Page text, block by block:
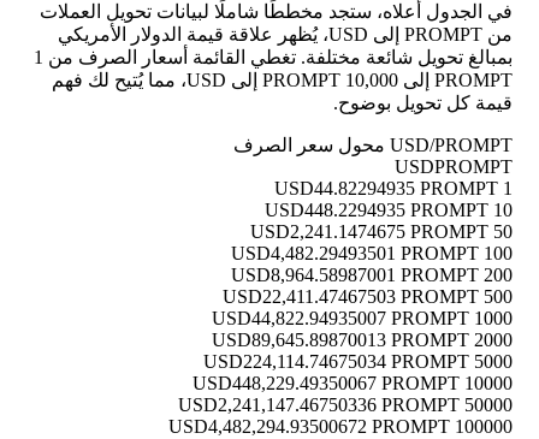
في الجدول أعلاه، ستجد مخططًا شاملًا لبيانات تحويل العملات
من PROMPT إلى USD، يُظهر علاقة قيمة الدولار الأمريكي
بمبالغ تحويل شائعة مختلفة. تغطي القائمة أسعار الصرف من 1
PROMPT إلى 10,000 PROMPT إلى USD، مما يُتيح لك فهم
قيمة كل تحويل بوضوح.
USD/PROMPT محول سعر الصرف
USDPROMPT
1 USD
44.82294935 PROMPT
10 USD
448.2294935 PROMPT
50 USD
2,241.1474675 PROMPT
100 USD
4,482.29493501 PROMPT
200 USD
8,964.58987001 PROMPT
500 USD
22,411.47467503 PROMPT
1000 USD
44,822.94935007 PROMPT
2000 USD
89,645.89870013 PROMPT
5000 USD
224,114.74675034 PROMPT
10000 USD
448,229.49350067 PROMPT
50000 USD
2,241,147.46750336 PROMPT
100000 USD
4,482,294.93500672 PROMPT